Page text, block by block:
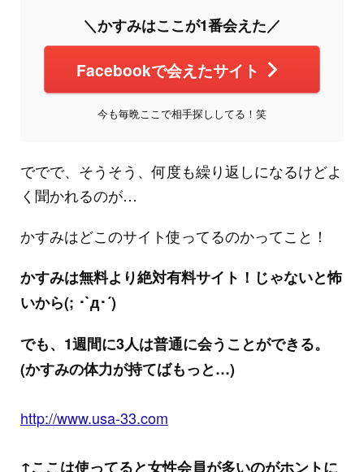
＼かすみはここが1番会えた／
Facebookで会えたサイト
今も毎晩ここで相手探ししてる！笑
ででで、そうそう、何度も繰り返しになるけどよ
く聞かれるのが…
かすみはどこのサイト使ってるのかってこと！
かすみは無料より絶対有料サイト！じゃないと怖
いから(; ･`д･´)
でも、1週間に3人は普通に会うことができる。
(かすみの体力が持てばもっと…)
http://www.usa-33.com
↑ここは使ってると女性会員が多いのがホントに